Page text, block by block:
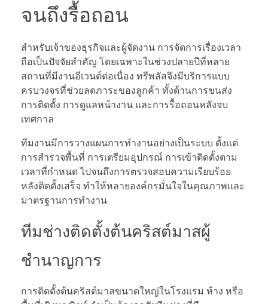
จนถึงรื้อถอน
สำหรับเจ้าของธุรกิจและผู้จัดงาน การจัดการเรื่องเวลา
ถือเป็นปัจจัยสำคัญ โดยเฉพาะในช่วงปลายปีที่หลาย
สถานที่มีงานอีเวนต์ต่อเนื่อง ทรีพลัสจึงมีบริการแบบ
ครบวงจรที่ช่วยลดภาระของลูกค้า ทั้งด้านการขนส่ง
การติดตั้ง การดูแลหน้างาน และการรื้อถอนหลังจบ
เทศกาล
ทีมงานมีการวางแผนการทำงานอย่างเป็นระบบ ตั้งแต่
การสำรวจพื้นที่ การเตรียมอุปกรณ์ การเข้าติดตั้งตาม
เวลาที่กำหนด ไปจนถึงการตรวจสอบความเรียบร้อย
หลังติดตั้งเสร็จ ทำให้หลายองค์กรมั่นใจในคุณภาพและ
มาตรฐานการทำงาน
ทีมช่างติดตั้งต้นคริสต์มาสผู้
ชำนาญการ
การติดตั้งต้นคริสต์มาสขนาดใหญ่ในโรงแรม ห้าง หรือ